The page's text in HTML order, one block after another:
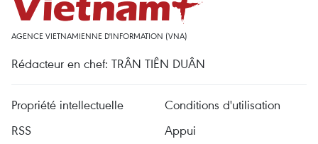
AGENCE VIETNAMIENNE D'INFORMATION (VNA)
Rédacteur en chef: TRÂN TIÊN DUÂN
Propriété intellectuelle
Conditions d'utilisation
RSS
Appui